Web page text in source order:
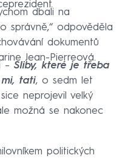
dbali na
správně,“ odpověděla
dokumentů
Jean-Pierreová.
– Sliby, které je třeba
mi, tati, o sedm let
neprojevil velký
možná se nakonec
politických